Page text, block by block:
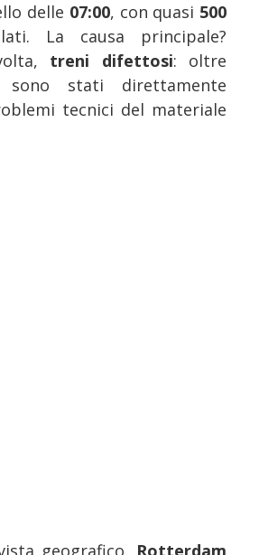
delle 07:00, con quasi 500
La causa principale?
treni difettosi: oltre
sono stati direttamente
tecnici del materiale